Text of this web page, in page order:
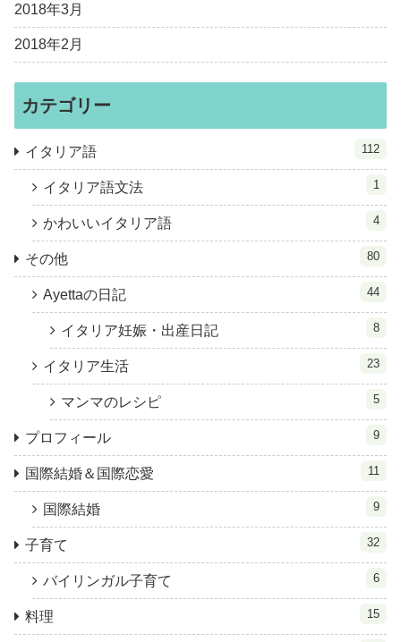
2018年3月
2018年2月
カテゴリー
イタリア語 112
イタリア語文法 1
かわいいイタリア語 4
その他 80
Ayettaの日記 44
イタリア妊娠・出産日記 8
イタリア生活 23
マンマのレシピ 5
プロフィール 9
国際結婚＆国際恋愛 11
国際結婚 9
子育て 32
バイリンガル子育て 6
料理 15